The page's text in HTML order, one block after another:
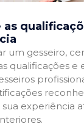
um gesseiro,
qualificações e
experiência